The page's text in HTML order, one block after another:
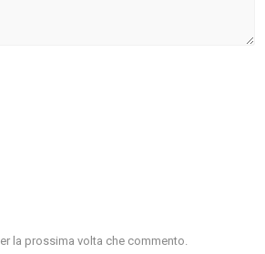
la prossima volta che commento.